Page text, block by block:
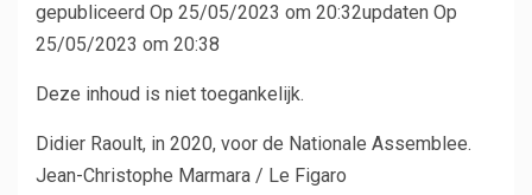
gepubliceerd Op 25/05/2023 om 20:32updaten Op
25/05/2023 om 20:38
Deze inhoud is niet toegankelijk.
Didier Raoult, in 2020, voor de Nationale Assemblee.
Jean-Christophe Marmara / Le Figaro